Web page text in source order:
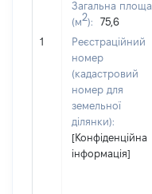
1
Загальна площа
(м2):
75,6
Реєстраційний
номер
(кадастровий
номер для
земельної
ділянки):
[Конфіденційна
інформація]